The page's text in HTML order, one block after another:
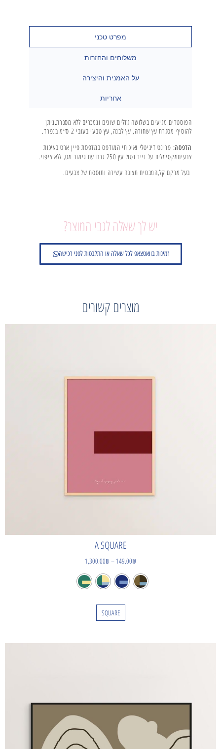
מפרט טכני
משלוחים והחזרות
על האמנית והיצירה
אחריות
הפוסטרים מגיעים בשלושה גדלים שונים ונמכרים ללא מסגרת.ניתן
להוסיף מסגרת עץ שחורה, עץ לבנה, עץ טבעי בעובי 2 ס׳׳מ בנפרד.
הדפסה: פרינט דיגיטלי ואיכותי המודפס במדפסת פיין ארט באיכות
צבעיםמקסימלית על נייר נטול עץ 250 גרם עם גימור מט, ללא ציפוי.
בעל מרקם קל,המבטיח תצוגה עשירה ותוססת של צבעים.
יש לך שאלה לגבי המוצר?
זמינות בוואטצאפ לכל שאלה או התלבטות לפני רכישה
מוצרים קשורים
A SQUARE
149.00₪
–
1,300.00₪
SQUARE